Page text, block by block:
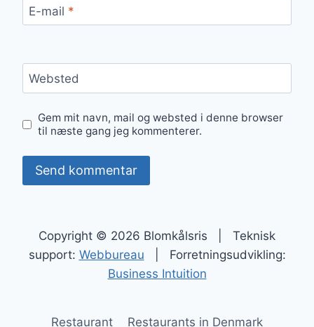
E-mail *
Websted
Gem mit navn, mail og websted i denne browser
til næste gang jeg kommenterer.
Copyright © 2026 Blomkålsris | Teknisk
support: Webbureau | Forretningsudvikling:
Business Intuition
Restaurant Restaurants in Denmark